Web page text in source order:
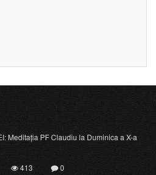
Meditația PF Claudiu la Duminica a X-a
413
0